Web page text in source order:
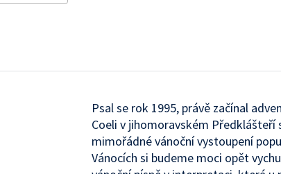
Psal se rok 1995, právě začínal
Coeli v jihomoravském Předklášteří
mimořádné vánoční vystoupení
Vánocích si budeme moci opět